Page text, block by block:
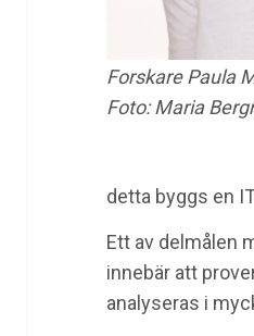
Forskare Paula
Foto: Maria
detta byggs en
Ett av delmålen
innebär att
analyseras i